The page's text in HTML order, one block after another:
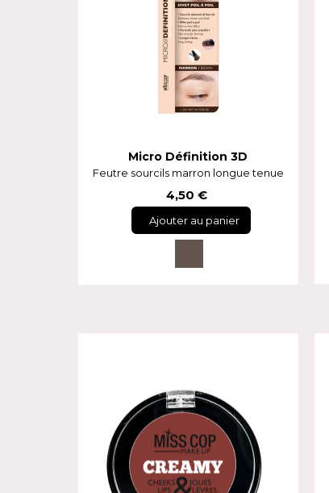
Micro Définition 3D
Feutre sourcils marron longue tenue
4,50 €
Ajouter au panier